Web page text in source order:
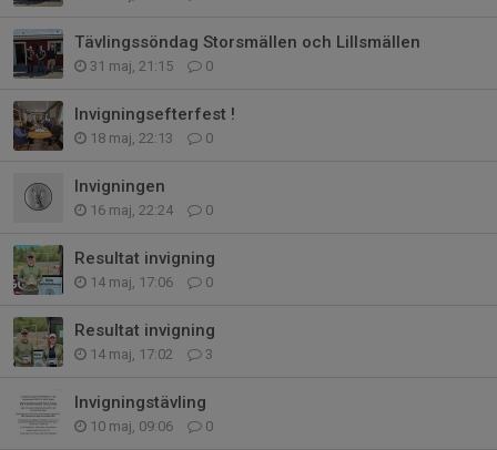
Tävlingssöndag Storsmällen och Lillsmällen
31 maj, 21:15 0
Invigningsefterfest !
18 maj, 22:13 0
Invigningen
16 maj, 22:24 0
Resultat invigning
14 maj, 17:06 0
Resultat invigning
14 maj, 17:02 3
Invigningstävling
10 maj, 09:06 0